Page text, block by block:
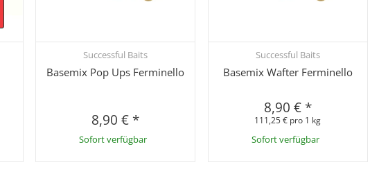
Schnellkauf
Successful Baits
Basemix Pop Ups Ferminello
8,90 € *
Sofort verfügbar
Schnellkauf
Successful Baits
Basemix Wafter Ferminello
8,90 € *
111,25 € pro 1 kg
Sofort verfügbar